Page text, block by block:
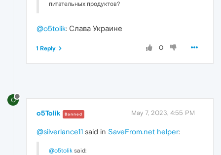
питательных продуктов?
@o5tolik: Слава Украине
0
1 Reply
O
o5Tolik Banned May 7, 2023, 4:55 PM
@silverlance11 said in SaveFrom.net helper:
@o5tolik said: